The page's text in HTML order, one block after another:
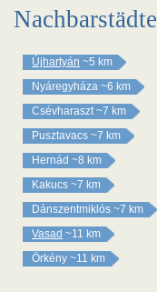
Nachbarstädte
Újhartyán ~5 km
Nyáregyháza ~6 km
Csévharaszt ~7 km
Pusztavacs ~7 km
Hernád ~8 km
Kakucs ~7 km
Dánszentmiklós ~7 km
Vasad ~11 km
Örkény ~11 km